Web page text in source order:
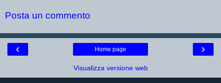
Posta un commento
‹ ›
Home page
Visualizza versione web